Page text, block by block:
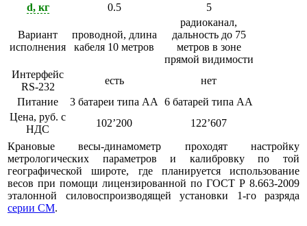
d, кг
0.5 5
Вариант
исполнения
проводной, длина
кабеля 10 метров
радиоканал,
дальность до 75
метров в зоне
прямой видимости
Интерфейс
RS-232
есть
нет
Питание
3 батареи типа АА
6 батарей типа АА
Цена, руб. с
НДС
102’200 122’607
Крановые весы-динамометр проходят настройку
метрологических параметров и калибровку по той
географической широте, где планируется использование
весов при помощи лицензированной по ГОСТ Р 8.663-2009
эталонной силовоспроизводящей установки 1-го разряда
серии СМ.